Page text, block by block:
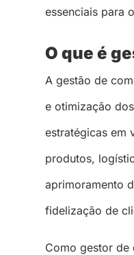
essenciais para
O que é
A gestão de
e otimização
estratégicas em
produtos,
aprimoramento
fidelização de
Como gestor de